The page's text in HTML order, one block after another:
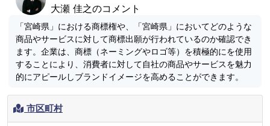
大瀬 佳之のコメント
「宮崎県」における商標権や、「宮崎県」においてどのような
商品やサービスに対して商標出願が行われているのか確認でき
ます。企業は、商標（ネーミングやロゴ等）を積極的にを使用
することにより、消費者に対して自社の商品やサービスを魅力
的にアピールしブランドイメージを高めることができます。
市区町村